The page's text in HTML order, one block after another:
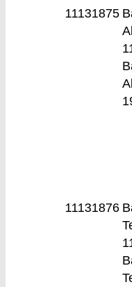
11131875
11131876